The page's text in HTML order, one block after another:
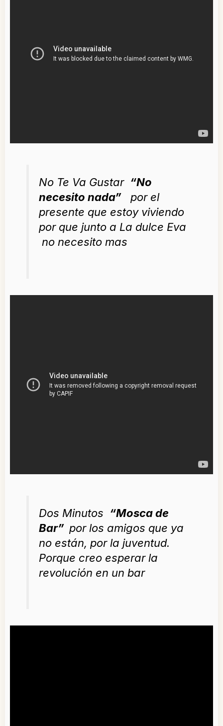
No Te Va Gustar “No
necesito nada” por el
presente que estoy viviendo
por que junto a La dulce Eva
no necesito mas
Dos Minutos “Mosca de
Bar” por los amigos que ya
no están, por la juventud.
Porque creo esperar la
revolución en un bar